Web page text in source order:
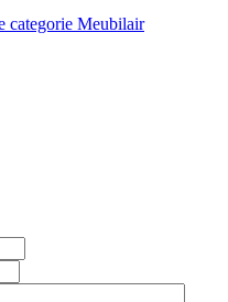
categorie Meubilair